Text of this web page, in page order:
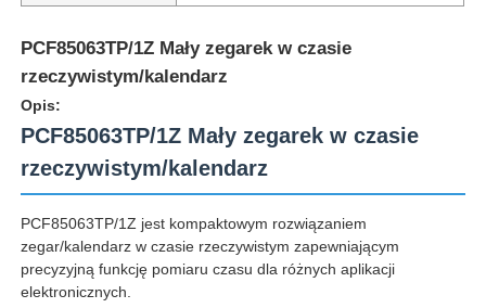
PCF85063TP/1Z Mały zegarek w czasie
rzeczywistym/kalendarz
Opis:
PCF85063TP/1Z Mały zegarek w czasie
rzeczywistym/kalendarz
PCF85063TP/1Z jest kompaktowym rozwiązaniem
zegar/kalendarz w czasie rzeczywistym zapewniającym
precyzyjną funkcję pomiaru czasu dla różnych aplikacji
elektronicznych.